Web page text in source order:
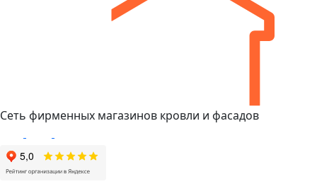
Сеть фирменных магазинов кровли и фасадов